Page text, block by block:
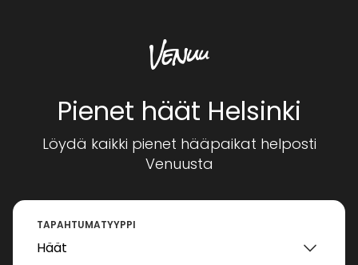
Pienet häät Helsinki
Löydä kaikki pienet hääpaikat helposti
Venuusta
TAPAHTUMATYYPPI